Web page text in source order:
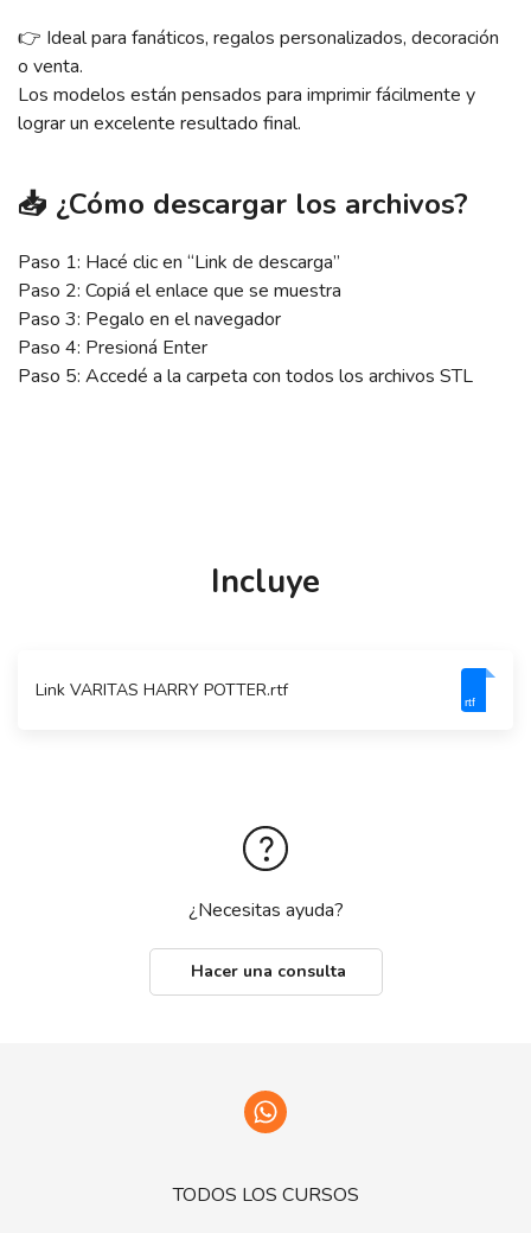
👉 Ideal para fanáticos, regalos personalizados, decoración
o venta.
Los modelos están pensados para imprimir fácilmente y
lograr un excelente resultado final.
📥 ¿Cómo descargar los archivos?
Paso 1: Hacé clic en “Link de descarga”
Paso 2: Copiá el enlace que se muestra
Paso 3: Pegalo en el navegador
Paso 4: Presioná Enter
Paso 5: Accedé a la carpeta con todos los archivos STL
Incluye
Link VARITAS HARRY POTTER.rtf
rtf
¿Necesitas ayuda?
Hacer una consulta
TODOS LOS CURSOS